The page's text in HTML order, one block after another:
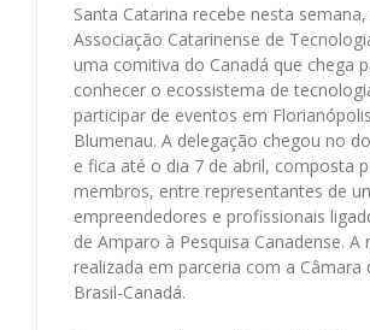
Santa Catarina recebe nesta
Associação Catarinense de
uma comitiva do Canadá que chega
conhecer o ecossistema de
participar de eventos em
Blumenau. A delegação chegou no
e fica até o dia 7 de abril, composta
membros, entre representantes de
empreendedores e profissionais
de Amparo à Pesquisa Canadense. A
realizada em parceria com a Câmara
Brasil-Canadá.